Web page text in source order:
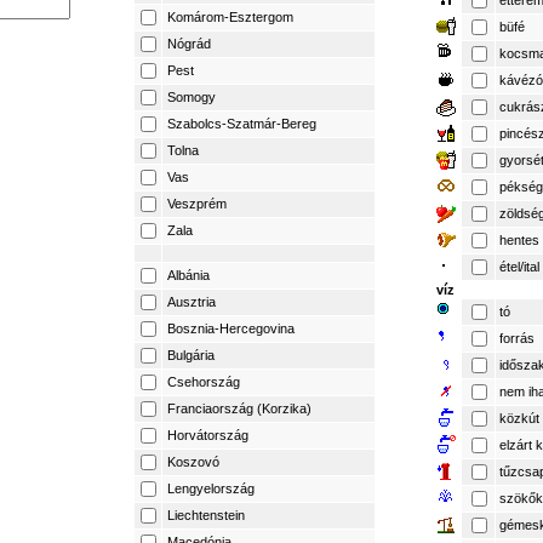
Komárom-Esztergom
Nógrád
Pest
Somogy
Szabolcs-Szatmár-Bereg
Tolna
Vas
Veszprém
Zala
Albánia
Ausztria
Bosznia-Hercegovina
Bulgária
Csehország
Franciaország (Korzika)
Horvátország
Koszovó
Lengyelország
Liechtenstein
büfé
kávézó
pékség
hentes
étel/ital
víz
tó
forrás
nem
közkút
elzárt